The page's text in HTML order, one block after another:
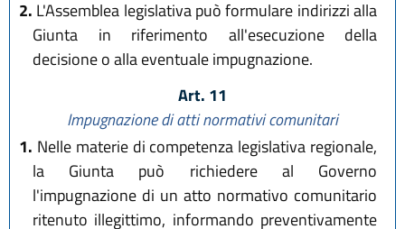
2. L'Assemblea legislativa può formulare indirizzi alla
Giunta in riferimento all'esecuzione della
decisione o alla eventuale impugnazione.
Art. 11
Impugnazione di atti normativi comunitari
1. Nelle materie di competenza legislativa regionale,
la Giunta può richiedere al Governo
l'impugnazione di un atto normativo comunitario
ritenuto illegittimo, informando preventivamente